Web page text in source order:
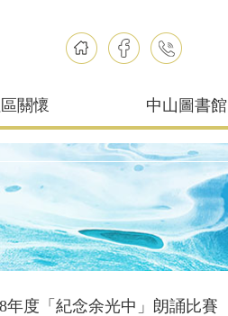
關懷 中山圖書館
年度「紀念余光中」朗誦比賽